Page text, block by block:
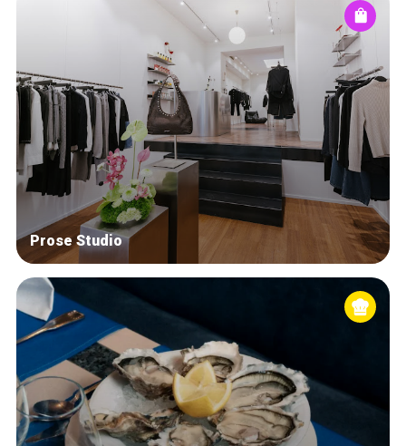
Prose Studio